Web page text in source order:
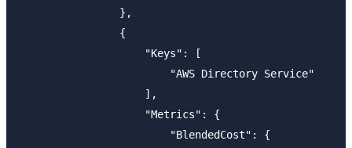
                },
                {
                    "Keys": [
                        "AWS Directory Service"
                    ],
                    "Metrics": {
                        "BlendedCost": {